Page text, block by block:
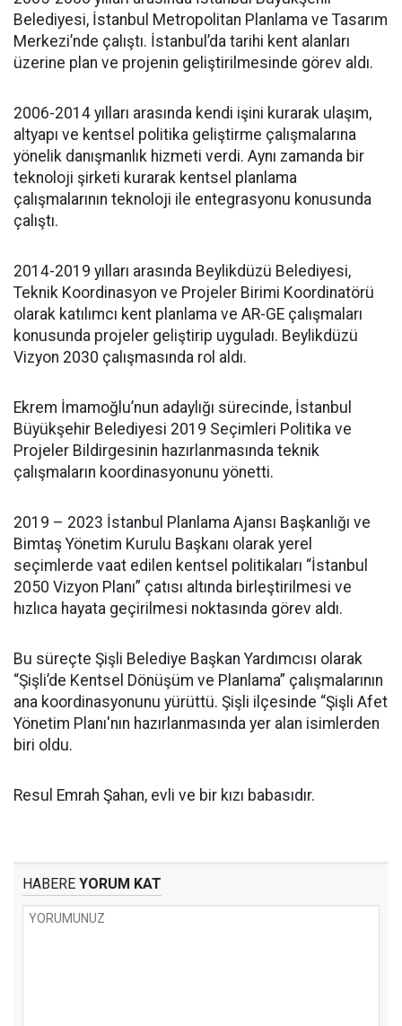
Belediyesi, İstanbul Metropolitan Planlama ve Tasarım
Merkezi’nde çalıştı. İstanbul’da tarihi kent alanları
üzerine plan ve projenin geliştirilmesinde görev aldı.
2006-2014 yılları arasında kendi işini kurarak ulaşım,
altyapı ve kentsel politika geliştirme çalışmalarına
yönelik danışmanlık hizmeti verdi. Aynı zamanda bir
teknoloji şirketi kurarak kentsel planlama
çalışmalarının teknoloji ile entegrasyonu konusunda
çalıştı.
2014-2019 yılları arasında Beylikdüzü Belediyesi,
Teknik Koordinasyon ve Projeler Birimi Koordinatörü
olarak katılımcı kent planlama ve AR-GE çalışmaları
konusunda projeler geliştirip uyguladı. Beylikdüzü
Vizyon 2030 çalışmasında rol aldı.
Ekrem İmamoğlu’nun adaylığı sürecinde, İstanbul
Büyükşehir Belediyesi 2019 Seçimleri Politika ve
Projeler Bildirgesinin hazırlanmasında teknik
çalışmaların koordinasyonunu yönetti.
2019 – 2023 İstanbul Planlama Ajansı Başkanlığı ve
Bimtaş Yönetim Kurulu Başkanı olarak yerel
seçimlerde vaat edilen kentsel politikaları “İstanbul
2050 Vizyon Planı” çatısı altında birleştirilmesi ve
hızlıca hayata geçirilmesi noktasında görev aldı.
Bu süreçte Şişli Belediye Başkan Yardımcısı olarak
“Şişli’de Kentsel Dönüşüm ve Planlama” çalışmalarının
ana koordinasyonunu yürüttü. Şişli ilçesinde “Şişli Afet
Yönetim Planı'nın hazırlanmasında yer alan isimlerden
biri oldu.
Resul Emrah Şahan, evli ve bir kızı babasıdır.
HABERE YORUM KAT